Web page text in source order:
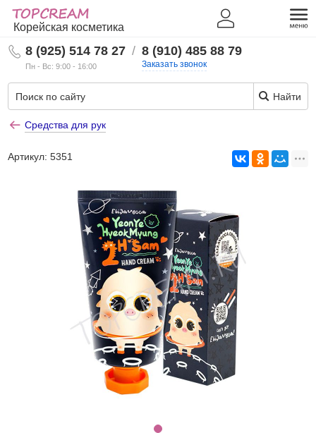
Корейская косметика
8 (925) 514 78 27
Пн - Вс: 9:00 - 16:00
/ 8 (910) 485 88 79
Заказать звонок
Найти
Средства для рук
Артикул:5351